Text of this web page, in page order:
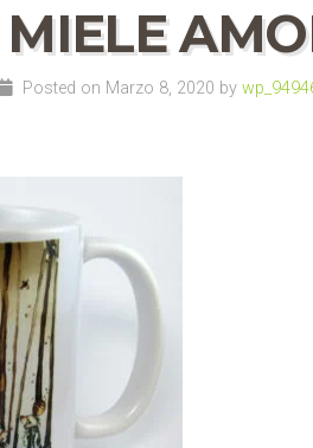
MIELE
Posted on Marzo 8, 2020 by